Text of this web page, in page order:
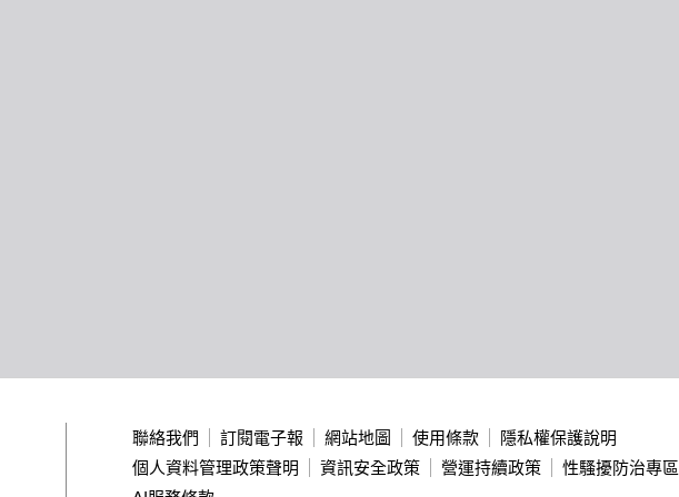
聯絡我們 訂閱電子報 網站地圖 使用條款
隱私權保護說明
個人資料管理政策聲明
資訊安全政策 營運持續政策
性騷擾防治專區